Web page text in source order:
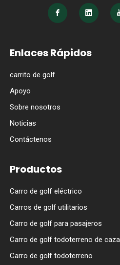
Enlaces Rápidos
carrito de golf
Apoyo
Sobre nosotros
Noticias
Contáctenos
Productos
Carro de golf eléctrico
Carros de golf utilitarios
Carro de golf para pasajeros
Carro de golf todoterreno de caza
Carro de golf todoterreno